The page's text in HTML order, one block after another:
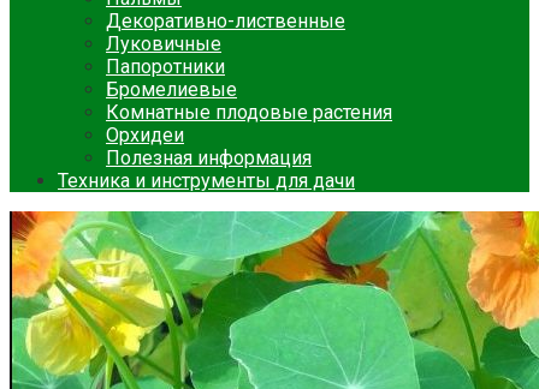
Декоративно-лиственные
Луковичные
Папоротники
Бромелиевые
Комнатные плодовые растения
Орхидеи
Полезная информация
Техника и инструменты для дачи